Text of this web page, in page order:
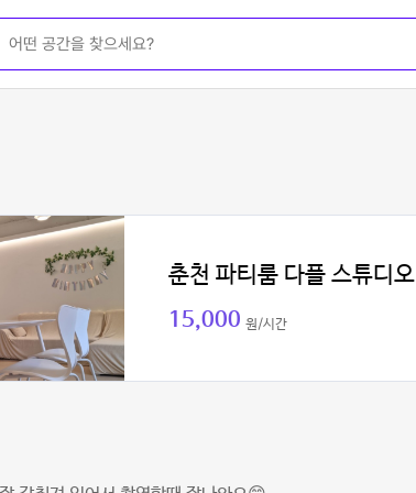
춘천 파티룸 다플 스튜디오
15,000 원/시간